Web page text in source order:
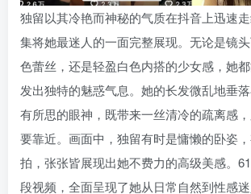
独留以其冷艳而神秘的气质在抖音上迅速
集将她最迷人的一面完整展现。无论是镜
色蕾丝，还是轻盈白色内搭的少女感，她
发出独特的魅惑气息。她的长发微乱地垂
有所思的眼神，既带来一丝清冷的疏离感
要靠近。画面中，独留有时是慵懒的卧姿
拍，张张皆展现出她不费力的高级美感。
段视频，全面呈现了她从日常自然到性感